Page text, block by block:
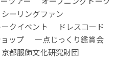
シーリングファン
ークイベント
ドレスコード
ップ
一点じっくり鑑賞会
京都服飾文化研究財団